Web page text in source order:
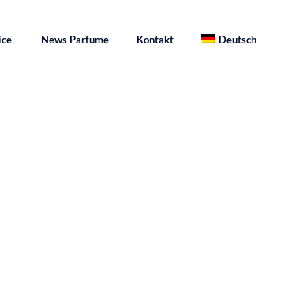
News Parfume Kontakt Deutsch